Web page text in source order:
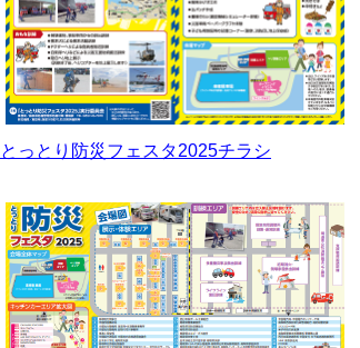
とっとり防災フェスタ2025チラシ